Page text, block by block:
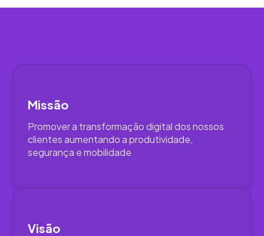
Missão
Promover a transformação digital dos nossos
clientes aumentando a produtividade,
segurança e mobilidade
Visão